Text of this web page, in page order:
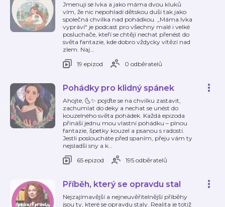
Jmenuji se Ivka a jako máma dvou kluků
vím, že nic nepohladí dětskou duši tak jako
společná chvilka nad pohádkou. „Máma Ivka
vypráví“ je podcast pro všechny malé i velké
posluchače, kteří se chtějí nechat přenést do
světa fantazie, kde dobro vždycky vítězí nad
zlem. Naj…
19 epizod
0 odběratelů
Pohádky pro klidný spánek
Ahojte, 🌜✨ pojďte se na chvilku zastavit,
zachumlat do deky a nechat se unést do
kouzelného světa pohádek. Každá epizoda
přináší jednu mou vlastní pohádku – plnou
fantazie, špetky kouzel a psanou s radostí.
Jestli posloucháte před spaním, přeju vám ty
nejsladší sny a k…
65 epizod
195 odběratelů
Příběh, který se opravdu stal
Nejzajímavější a nejneuvěřitelnější příběhy
jsou ty, které se opravdu staly. Realita je totiž